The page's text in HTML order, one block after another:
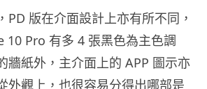
PD 版在介面設計上亦有所不同，
10 Pro 有多 4 張黑色為主色調
牆紙外，主介面上的 APP 圖示亦
外觀上，也很容易分得出哪部是